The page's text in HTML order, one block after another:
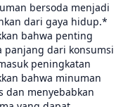
bersoda menjadi
dari gaya hidup.*
bahwa penting
panjang dari konsumsi
peningkatan
bahwa minuman
dan menyebabkan